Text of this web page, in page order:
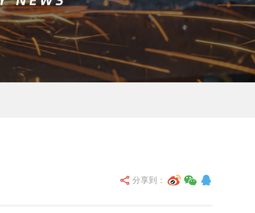
分享到：